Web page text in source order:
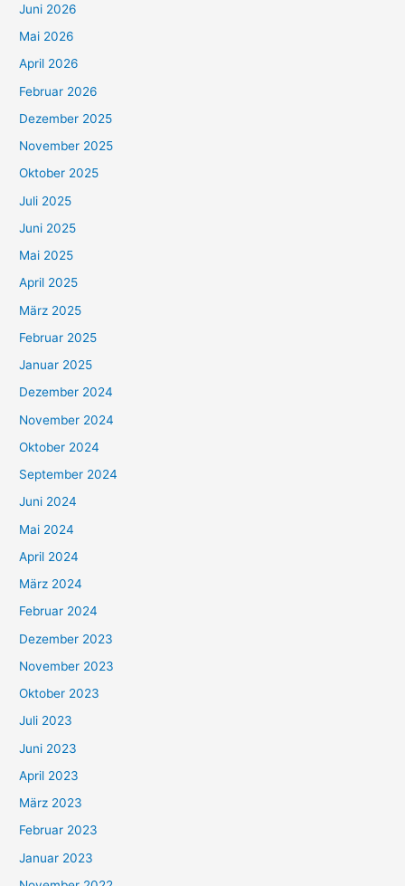
Juni 2026
Mai 2026
April 2026
Februar 2026
Dezember 2025
November 2025
Oktober 2025
Juli 2025
Juni 2025
Mai 2025
April 2025
März 2025
Februar 2025
Januar 2025
Dezember 2024
November 2024
Oktober 2024
September 2024
Juni 2024
Mai 2024
April 2024
März 2024
Februar 2024
Dezember 2023
November 2023
Oktober 2023
Juli 2023
Juni 2023
April 2023
März 2023
Februar 2023
Januar 2023